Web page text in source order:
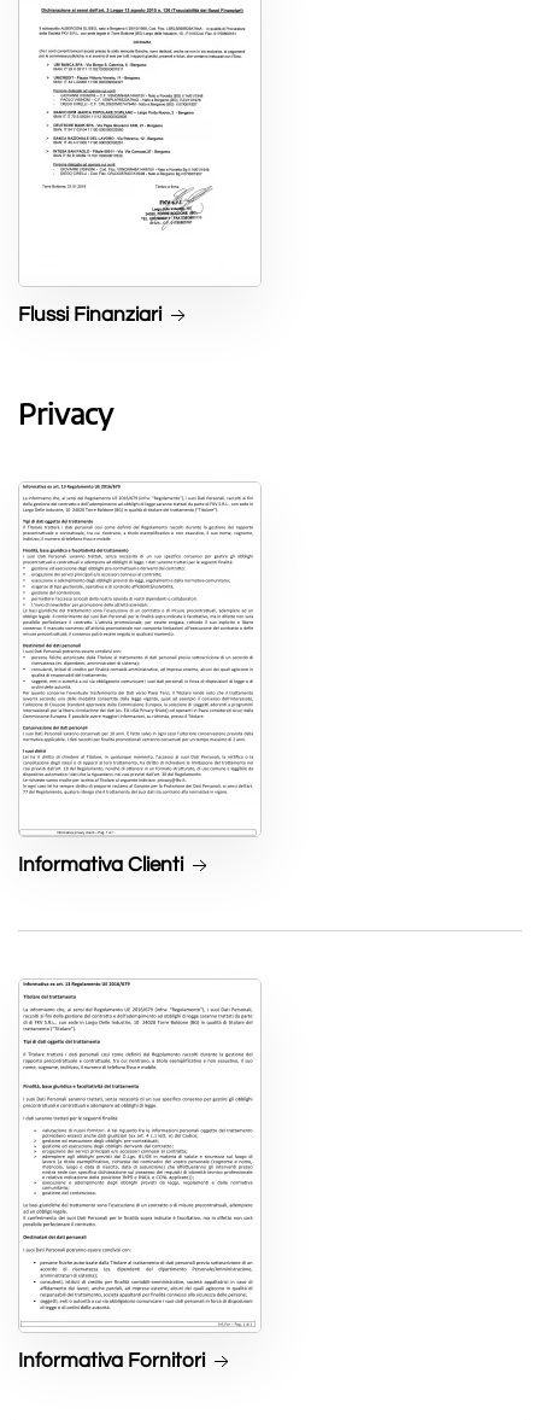
Flussi Finanziari
Privacy
Informativa Clienti
Informativa Fornitori